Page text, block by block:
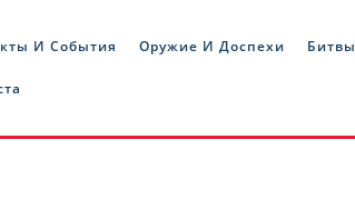
И События Оружие И Доспехи Битвы